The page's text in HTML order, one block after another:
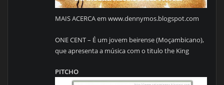
MAIS ACERCA em www.dennymos.blogspot.com
ONE CENT – É um jovem beirense (Moçambicano),
que apresenta a música com o titulo the King
PITCHO